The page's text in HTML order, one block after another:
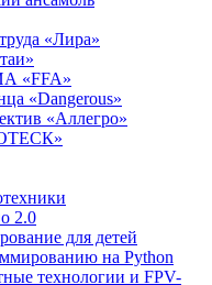
«Лира»
«FFA»
«Dangerous»
«Аллегро»
2.0
для детей
на Python
технологии и FPV-